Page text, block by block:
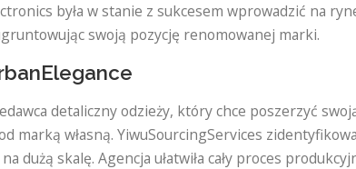
była w stanie z sukcesem wprowadzić na
swoją pozycję renomowanej marki.
detaliczny odzieży, który chce poszerzyć
marką własną. YiwuSourcingServices
dużą skalę. Agencja ułatwiła cały proces